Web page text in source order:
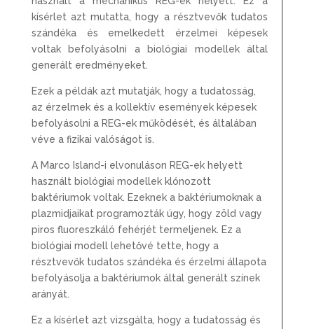
kísérlet azt mutatta, hogy a résztvevők tudatos
szándéka és emelkedett érzelmei képesek
voltak befolyásolni a biológiai modellek által
generált eredményeket.
Ezek a példák azt mutatják, hogy a tudatosság,
az érzelmek és a kollektív események képesek
befolyásolni a REG-ek működését, és általában
véve a fizikai valóságot is.
A Marco Island-i elvonuláson REG-ek helyett
használt biológiai modellek klónozott
baktériumok voltak. Ezeknek a baktériumoknak a
plazmidjaikat programozták úgy, hogy zöld vagy
piros fluoreszkáló fehérjét termeljenek. Ez a
biológiai modell lehetővé tette, hogy a
résztvevők tudatos szándéka és érzelmi állapota
befolyásolja a baktériumok által generált színek
arányát.
Ez a kísérlet azt vizsgálta, hogy a tudatosság és